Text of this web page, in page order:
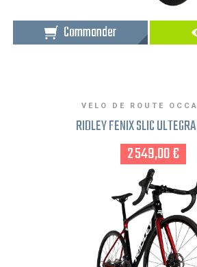
Commander
VELO DE ROUTE
RIDLEY FENIX SLIC
2 549,00 €